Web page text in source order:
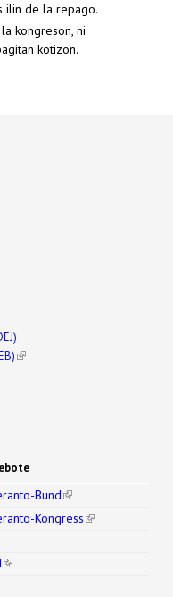
ilin de la repago.
kongreson, ni
kotizon.
(link is external)
Bund(link is
external)
Kongress(link is
external)
(link is external)
external)